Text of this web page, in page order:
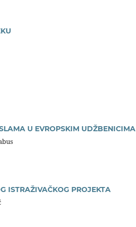
U EVROPSKIM UDŽBENICIMA
ISTRAŽIVAČKOG PROJEKTA